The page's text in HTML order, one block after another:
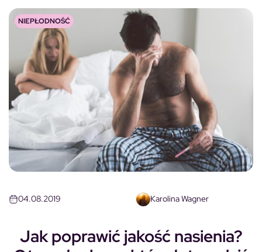
NIEPŁODNOŚĆ
04.08.2019 Karolina Wagner
Jak poprawić jakość nasienia?